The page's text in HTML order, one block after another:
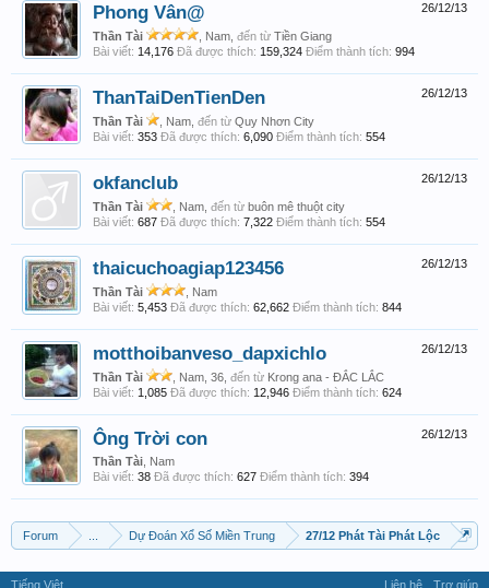
26/12/13
Phong Vân@
Thần Tài , Nam, đến từ Tiền Giang
Bài viết: 14,176 Đã được thích: 159,324 Điểm thành tích: 994
26/12/13
ThanTaiDenTienDen
Thần Tài , Nam, đến từ Quy Nhơn City
Bài viết: 353 Đã được thích: 6,090 Điểm thành tích: 554
26/12/13
okfanclub
Thần Tài , Nam, đến từ buôn mê thuột city
Bài viết: 687 Đã được thích: 7,322 Điểm thành tích: 554
26/12/13
thaicuchoagiap123456
Thần Tài
, Nam
Bài viết: 5,453 Đã được thích: 62,662 Điểm thành tích: 844
26/12/13
motthoibanveso_dapxichlo
Thần Tài , Nam, 36, đến từ Krong ana - ĐẮC LẮC
Bài viết: 1,085 Đã được thích: 12,946 Điểm thành tích: 624
26/12/13
Ông Trời con
Thần Tài , Nam
Bài viết: 38 Đã được thích: 627 Điểm thành tích: 394
Forum Dự Đoán Xổ Số Miền Trung 27/12 Phát Tài Phát Lộc
Tiếng Việt Liên hệ Trợ giúp